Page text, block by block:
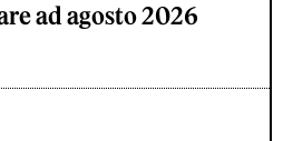
ad agosto 2026